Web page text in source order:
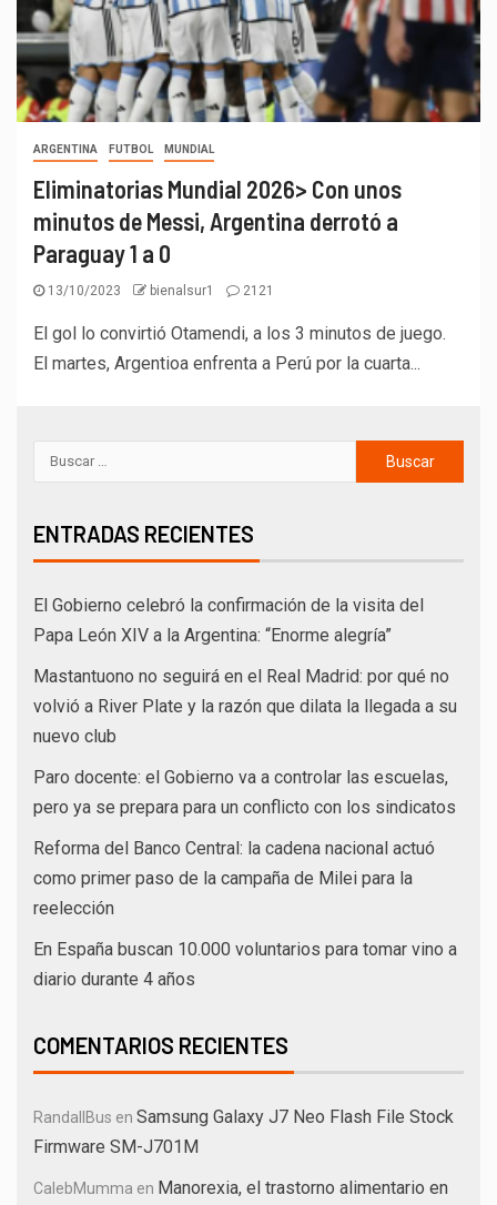
ARGENTINA FUTBOL MUNDIAL
Eliminatorias Mundial 2026> Con unos
minutos de Messi, Argentina derrotó a
Paraguay 1 a 0
13/10/2023 bienalsur1 2121
El gol lo convirtió Otamendi, a los 3 minutos de juego.
El martes, Argentioa enfrenta a Perú por la cuarta...
ENTRADAS RECIENTES
El Gobierno celebró la confirmación de la visita del
Papa León XIV a la Argentina: “Enorme alegría”
Mastantuono no seguirá en el Real Madrid: por qué no
volvió a River Plate y la razón que dilata la llegada a su
nuevo club
Paro docente: el Gobierno va a controlar las escuelas,
pero ya se prepara para un conflicto con los sindicatos
Reforma del Banco Central: la cadena nacional actuó
como primer paso de la campaña de Milei para la
reelección
En España buscan 10.000 voluntarios para tomar vino a
diario durante 4 años
COMENTARIOS RECIENTES
RandallBus en Samsung Galaxy J7 Neo Flash File Stock
Firmware SM-J701M
CalebMumma en Manorexia, el trastorno alimentario en